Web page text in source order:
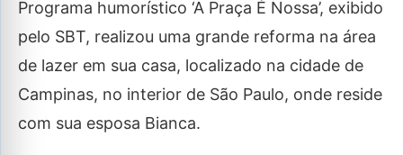
Programa humorístico ‘A Praça É Nossa’, exibido
pelo SBT, realizou uma grande reforma na área
de lazer em sua casa, localizado na cidade de
Campinas, no interior de São Paulo, onde reside
com sua esposa Bianca.